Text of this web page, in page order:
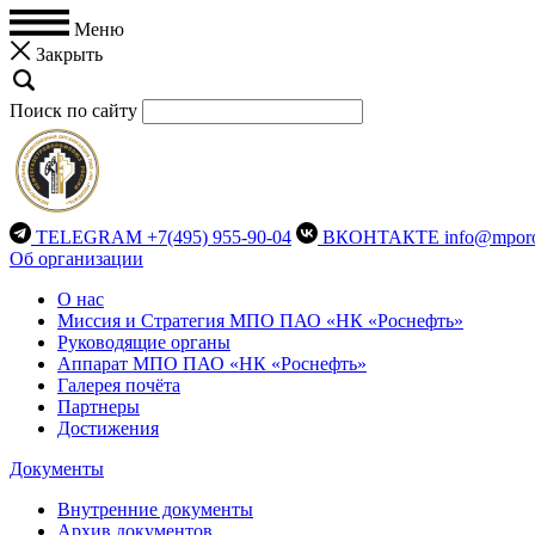
Меню
Закрыть
Поиск по сайту
TELEGRAM +7(495) 955-90-04 ВКОНТАКТЕ
Об организации
О нас
Миссия и Стратегия МПО ПАО «НК «Роснефть»
Руководящие органы
Аппарат МПО ПАО «НК «Роснефть»
Галерея почёта
Партнеры
Достижения
Документы
Внутренние документы
Архив документов